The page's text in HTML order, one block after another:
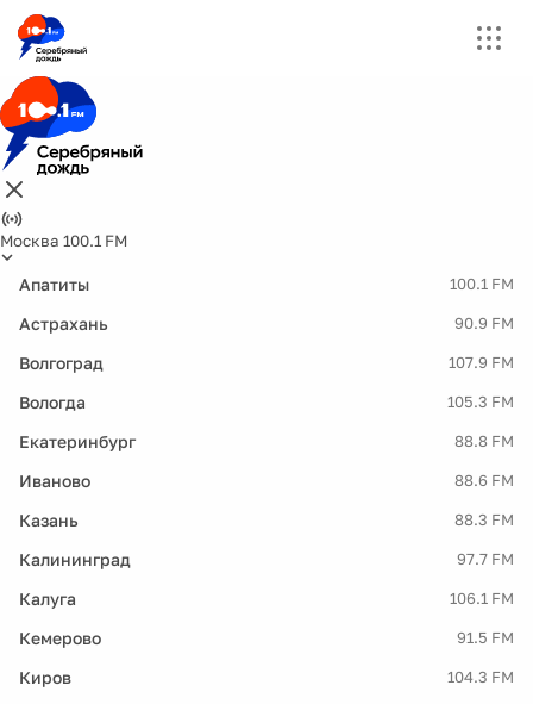
Москва 100.1 FM
Апатиты 100.1 FM
Астрахань 90.9 FM
Волгоград 107.9 FM
Вологда 105.3 FM
Екатеринбург 88.8 FM
Иваново 88.6 FM
Казань 88.3 FM
Калининград 97.7 FM
Калуга 106.1 FM
Кемерово 91.5 FM
Киров 104.3 FM